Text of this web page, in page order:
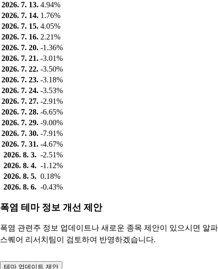
2026. 7. 13. 4.94%
2026. 7. 14. 1.76%
2026. 7. 15. 4.05%
2026. 7. 16. 2.21%
2026. 7. 20. -1.36%
2026. 7. 21. -3.01%
2026. 7. 22. -3.50%
2026. 7. 23. -3.18%
2026. 7. 24. -3.53%
2026. 7. 27. -2.91%
2026. 7. 28. -6.65%
2026. 7. 29. -9.00%
2026. 7. 30. -7.91%
2026. 7. 31. -4.67%
2026. 8. 3. -2.51%
2026. 8. 4. -1.12%
2026. 8. 5. 0.18%
2026. 8. 6. -0.43%
폭염 테마 정보 개선 제안
폭염 관련주 정보 업데이트나 새로운 종목 제안이 있으시면 알파
스퀘어 리서치팀이 검토하여 반영하겠습니다.
테마 업데이트 제안